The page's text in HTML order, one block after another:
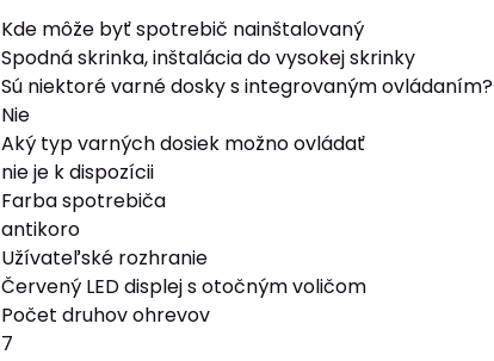
Kde môže byť spotrebič nainštalovaný
Spodná skrinka, inštalácia do vysokej skrinky
Sú niektoré varné dosky s integrovaným ovládaním?
Nie
Aký typ varných dosiek možno ovládať
nie je k dispozícii
Farba spotrebiča
antikoro
Užívateľské rozhranie
Červený LED displej s otočným voličom
Počet druhov ohrevov
7